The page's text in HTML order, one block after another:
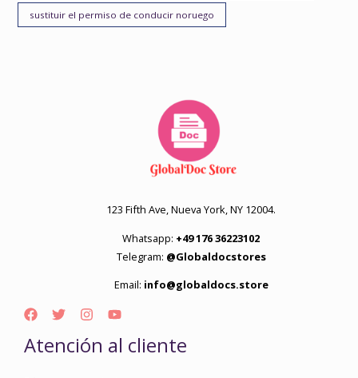
sustituir el permiso de conducir noruego
123 Fifth Ave, Nueva York, NY 12004.
Whatsapp: +49 176 36223102
Telegram: @Globaldocstores
Email: info@globaldocs.store
Atención al cliente